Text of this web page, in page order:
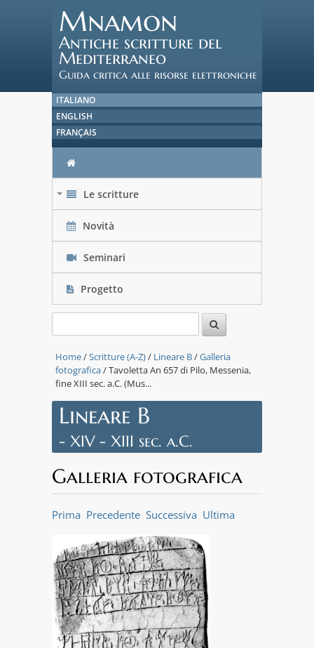
Mnamon
Antiche scritture del
Mediterraneo
Guida critica alle risorse elettroniche
ITALIANO
ENGLISH
FRANÇAIS
Le scritture
Novità
Seminari
Progetto
Home/Scritture (A-Z)/ Lineare B/Galleria
fotografica/ Tavoletta An 657 di Pilo, Messenia,
fine XIII sec. a.C. (Mus...
Lineare B
- XIV - XIII sec. a.C.
Galleria fotografica
Prima Precedente Successiva Ultima